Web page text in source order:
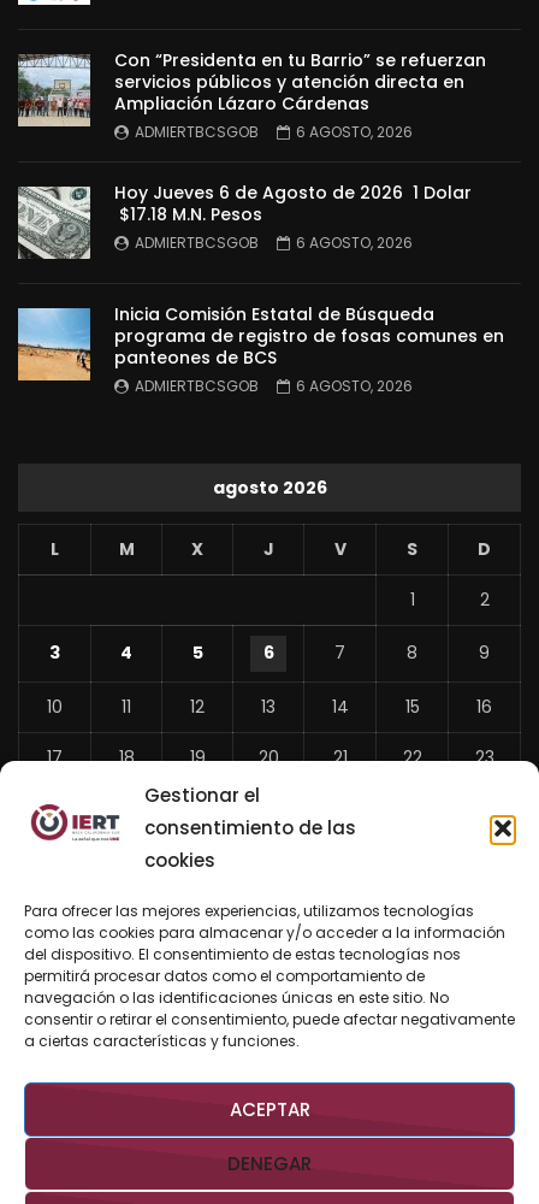
Gestionar el
consentimiento de las
cookies
Para ofrecer las mejores experiencias, utilizamos tecnologías
como las cookies para almacenar y/o acceder a la información
del dispositivo. El consentimiento de estas tecnologías nos
permitirá procesar datos como el comportamiento de
navegación o las identificaciones únicas en este sitio. No
consentir o retirar el consentimiento, puede afectar negativamente
a ciertas características y funciones.
ACEPTAR
DENEGAR
Con “Presidenta en tu Barrio” se refuerzan
servicios públicos y atención directa en
Ampliación Lázaro Cárdenas
ADMIERTBCSGOB 6 AGOSTO, 2026
Hoy Jueves 6 de Agosto de 2026 1 Dolar
$17.18 M.N. Pesos
ADMIERTBCSGOB 6 AGOSTO, 2026
Inicia Comisión Estatal de Búsqueda
programa de registro de fosas comunes en
panteones de BCS
ADMIERTBCSGOB 6 AGOSTO, 2026
agosto 2026
L M X J V S D
1 2
3 4 5 6 7 8 9
10 11 12 13 14 15 16
17 18 19 20 21 22 23
24 26 27
«
Jul
BUSCAR AHORA